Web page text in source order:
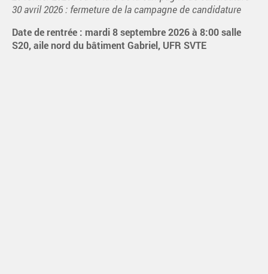
30 avril 2026 : fermeture de la campagne de candidature
Date de rentrée : mardi 8 septembre 2026 à 8:00 salle
S20, aile nord du bâtiment Gabriel, UFR SVTE